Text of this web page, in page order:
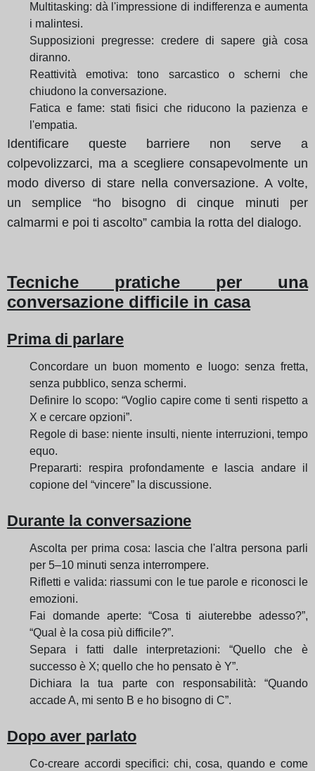
Multitasking: dà l'impressione di indifferenza e aumenta
i malintesi.
Supposizioni pregresse: credere di sapere già cosa
diranno.
Reattività emotiva: tono sarcastico o scherni che
chiudono la conversazione.
Fatica e fame: stati fisici che riducono la pazienza e
l'empatia.
Identificare queste barriere non serve a
colpevolizzarci, ma a scegliere consapevolmente un
modo diverso di stare nella conversazione. A volte,
un semplice “ho bisogno di cinque minuti per
calmarmi e poi ti ascolto” cambia la rotta del dialogo.
Tecniche pratiche per una
conversazione difficile in casa
Prima di parlare
Concordare un buon momento e luogo: senza fretta,
senza pubblico, senza schermi.
Definire lo scopo: “Voglio capire come ti senti rispetto a
X e cercare opzioni”.
Regole di base: niente insulti, niente interruzioni, tempo
equo.
Prepararti: respira profondamente e lascia andare il
copione del “vincere” la discussione.
Durante la conversazione
Ascolta per prima cosa: lascia che l'altra persona parli
per 5–10 minuti senza interrompere.
Rifletti e valida: riassumi con le tue parole e riconosci le
emozioni.
Fai domande aperte: “Cosa ti aiuterebbe adesso?”,
“Qual è la cosa più difficile?”.
Separa i fatti dalle interpretazioni: “Quello che è
successo è X; quello che ho pensato è Y”.
Dichiara la tua parte con responsabilità: “Quando
accade A, mi sento B e ho bisogno di C”.
Dopo aver parlato
Co-creare accordi specifici: chi, cosa, quando e come